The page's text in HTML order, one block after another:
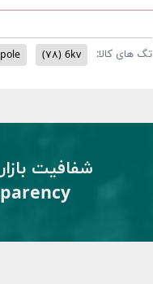
تگ های کالا: 6kv (۷۸)